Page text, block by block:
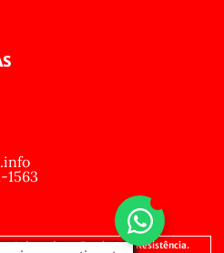
1563
Independente, Popular e de Resistência.